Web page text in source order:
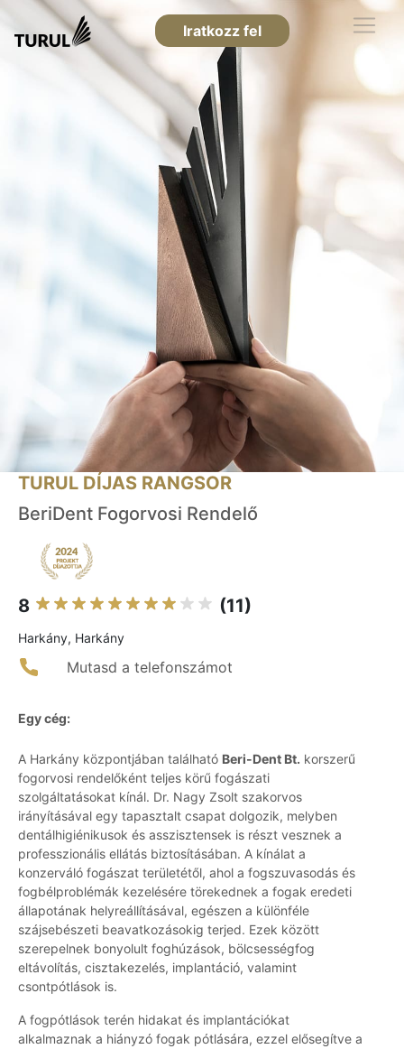
Iratkozz fel
TURUL DÍJAS RANGSOR
BeriDent Fogorvosi Rendelő
8 (11)
Harkány, Harkány
Mutasd a telefonszámot
Egy cég:
A Harkány központjában található Beri-Dent Bt. korszerű
fogorvosi rendelőként teljes körű fogászati
szolgáltatásokat kínál. Dr. Nagy Zsolt szakorvos
irányításával egy tapasztalt csapat dolgozik, melyben
dentálhigiénikusok és asszisztensek is részt vesznek a
professzionális ellátás biztosításában. A kínálat a
konzerváló fogászat területétől, ahol a fogszuvasodás és
fogbélproblémák kezelésére törekednek a fogak eredeti
állapotának helyreállításával, egészen a különféle
szájsebészeti beavatkozásokig terjed. Ezek között
szerepelnek bonyolult foghúzások, bölcsességfog
eltávolítás, cisztakezelés, implantáció, valamint
csontpótlások is.
A fogpótlások terén hidakat és implantációkat
alkalmaznak a hiányzó fogak pótlására, ezzel elősegítve a